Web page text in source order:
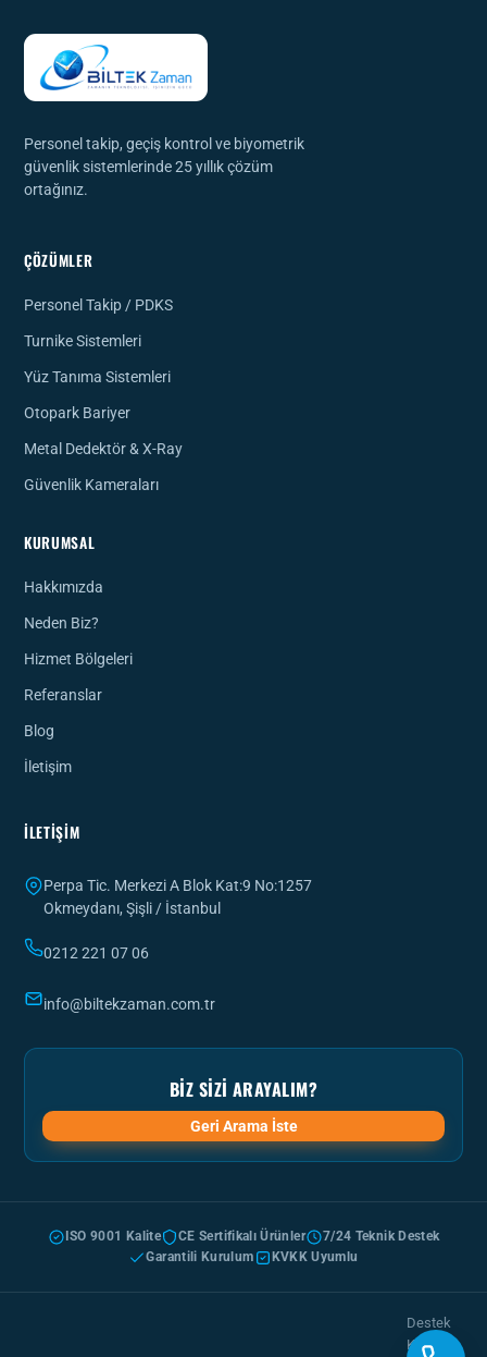
Personel takip, geçiş kontrol ve biyometrik
güvenlik sistemlerinde 25 yıllık çözüm
ortağınız.
ÇÖZÜMLER
Personel Takip / PDKS
Turnike Sistemleri
Yüz Tanıma Sistemleri
Otopark Bariyer
Metal Dedektör & X-Ray
Güvenlik Kameraları
KURUMSAL
Hakkımızda
Neden Biz?
Hizmet Bölgeleri
Referanslar
Blog
İletişim
İLETIŞIM
Perpa Tic. Merkezi A Blok Kat:9 No:1257
Okmeydanı, Şişli / İstanbul
0212 221 07 06
info@biltekzaman.com.tr
BIZ SIZI ARAYALIM?
Geri Arama İste
ISO 9001 Kalite CE Sertifikalı Ürünler
7/24 Teknik Destek
Garantili Kurulum
KVKK Uyumlu
Destek
Kayıt